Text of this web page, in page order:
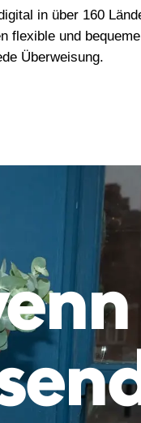
in über 160
flexible und
Überweisung.